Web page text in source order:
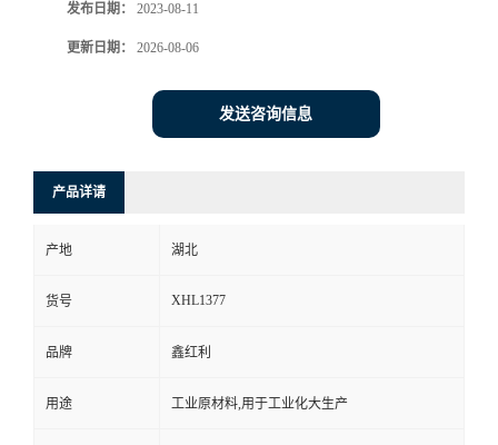
发布日期： 2023-08-11
更新日期： 2026-08-06
发送咨询信息
产品详请
产地 湖北
货号 XHL1377
品牌 鑫红利
用途 工业原材料,用于工业化大生产